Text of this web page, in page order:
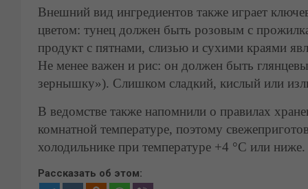
Внешний вид ингредиентов также играет
цветом: тунец должен быть розовым с
продукт с пятнами, слизью и сухими краями
Не менее важен и рис: он должен быть
зернышку»). Слишком сладкий, кислый или
В ведомстве также напомнили о правилах
комнатной температуре, поэтому
холодильнике при температуре +4 °C или ниже.
Рассказать об этом: